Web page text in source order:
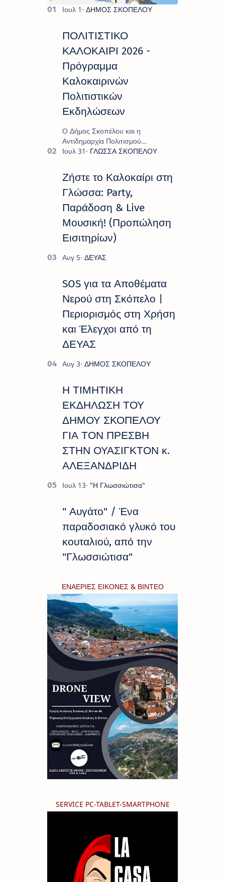
ΠΟΛΙΤΙΣΤΙΚΟ
ΚΑΛΟΚΑΙΡΙ 2026 -
Πρόγραμμα
Καλοκαιρινών
Πολιτιστικών
Εκδηλώσεων
Ο Δήμος Σκοπέλου και η
Αντιδημαρχία Πολιτισμού
παρουσιάζουν το πρόγραμμα «
πλούσιο και πολυσυλλεκτικό
πρόγραμμα εκδ…
Ζήστε το Καλοκαίρι στη
Γλώσσα: Party,
Παράδοση & Live
Μουσική! (Προπώληση
Εισιτηρίων)
SOS για τα Αποθέματα
Νερού στη Σκόπελο |
Περιορισμός στη Χρήση
και Έλεγχοι από τη
ΔΕΥΑΣ
Η ΤΙΜΗΤΙΚΗ
ΕΚΔΗΛΩΣΗ ΤΟΥ
ΔΗΜΟΥ ΣΚΟΠΕΛΟΥ
ΓΙΑ ΤΟΝ ΠΡΕΣΒΗ
ΣΤΗΝ ΟΥΑΣΙΓΚΤΟΝ κ.
ΑΛΕΞΑΝΔΡΙΔΗ
" Αυγάτο" / Ένα
παραδοσιακό γλυκό του
κουταλιού, από την
"Γλωσσιώτισα"
ΕΝΑΕΡΙΕΣ ΕΙΚΟΝΕΣ & ΒΙΝΤΕΟ
SERVICE PC-TABLET-SMARTPHONE